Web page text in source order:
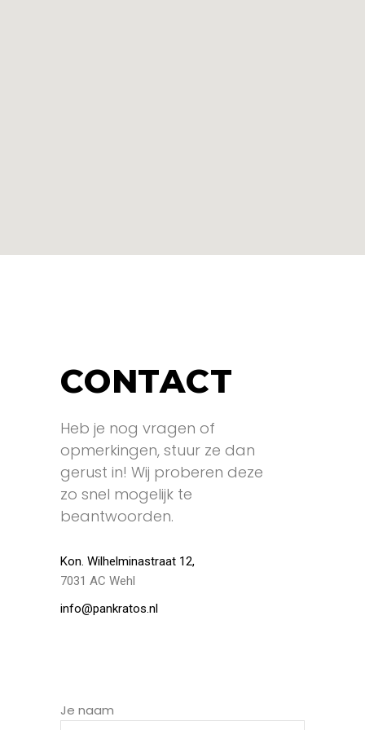
CONTACT
Heb je nog vragen of
opmerkingen, stuur ze dan
gerust in! Wij proberen deze
zo snel mogelijk te
beantwoorden.
Kon. Wilhelminastraat 12,
7031 AC Wehl
info@pankratos.nl
Je naam